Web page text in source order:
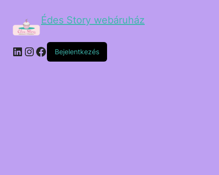
Édes Story webáruház
Bejelentkezés